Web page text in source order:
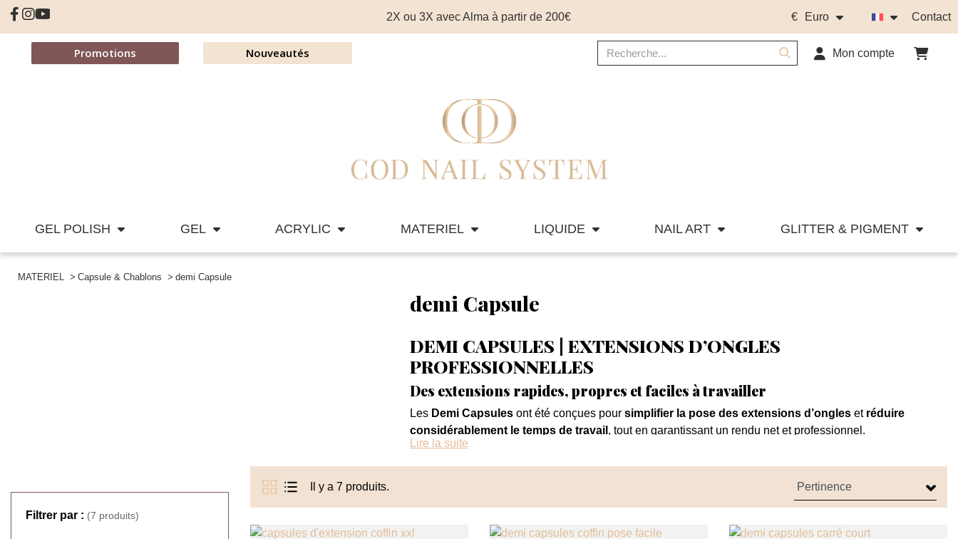
2X ou 3X avec Alma à partir de 200€ € Euro Contact
Promotions Nouveautés Mon compte
GEL POLISH GEL ACRYLIC MATERIEL LIQUIDE NAIL ART GLITTER & PIGMENT
MATERIEL Capsule & Chablons demi Capsule
demi Capsule
DEMI CAPSULES | EXTENSIONS D’ONGLES
PROFESSIONNELLES
Des extensions rapides, propres et faciles à travailler
Les Demi Capsules ont été conçues pour simplifier la pose des extensions d’ongles et réduire
considérablement le temps de travail , tout en garantissant un rendu net et professionnel.
Lire la suite
Filtrer par : (7 produits)
Il y a 7 produits.